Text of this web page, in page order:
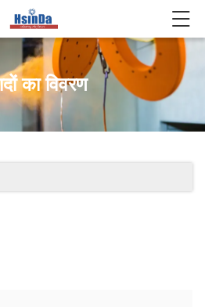
का विवरण